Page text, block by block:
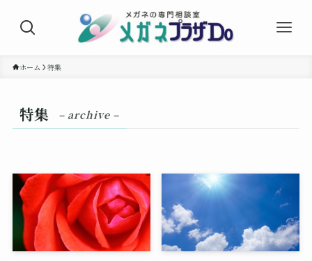
ホーム 特集
特集 – archive –